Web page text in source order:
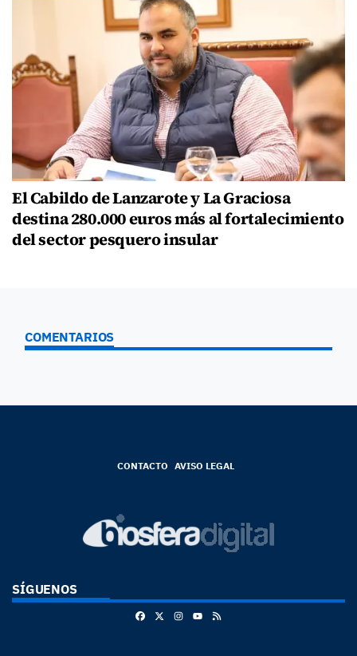
El Cabildo de Lanzarote y La Graciosa
destina 280.000 euros más al fortalecimiento
del sector pesquero insular
COMENTARIOS
CONTACTO AVISO LEGAL
SÍGUENOS
FacebookInstagram